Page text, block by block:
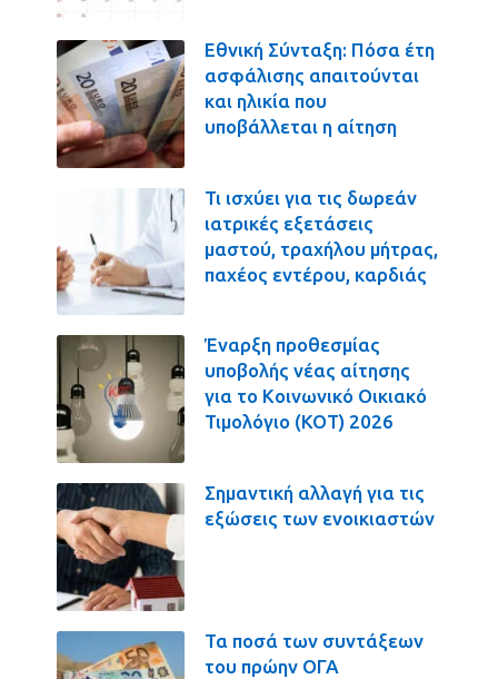
Εθνική Σύνταξη: Πόσα έτη
ασφάλισης απαιτούνται
και ηλικία που
υποβάλλεται η αίτηση
Τι ισχύει για τις δωρεάν
ιατρικές εξετάσεις
μαστού, τραχήλου μήτρας,
παχέος εντέρου, καρδιάς
Έναρξη προθεσμίας
υποβολής νέας αίτησης
για το Κοινωνικό Οικιακό
Τιμολόγιο (ΚΟΤ) 2026
Σημαντική αλλαγή για τις
εξώσεις των ενοικιαστών
Τα ποσά των συντάξεων
του πρώην ΟΓΑ